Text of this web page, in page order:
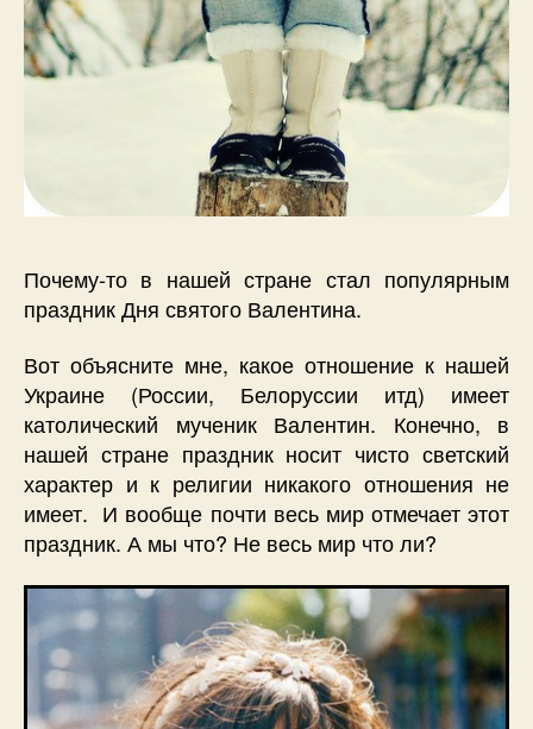
Почему-то в нашей стране стал популярным
праздник Дня святого Валентина.
Вот объясните мне, какое отношение к нашей
Украине (России, Белоруссии итд) имеет
католический мученик Валентин. Конечно, в
нашей стране праздник носит чисто светский
характер и к религии никакого отношения не
имеет. И вообще почти весь мир отмечает этот
праздник. А мы что? Не весь мир что ли?